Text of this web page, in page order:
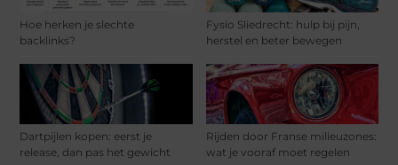
Hoe herken je slechte
backlinks?
Fysio Sliedrecht: hulp bij pijn,
herstel en beter bewegen
Dartpijlen kopen: eerst je
release, dan pas het gewicht
Rijden door Franse milieuzones:
wat je vooraf moet regelen